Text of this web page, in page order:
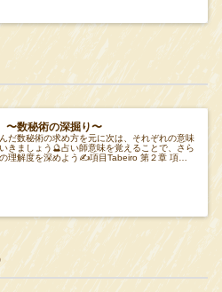
数秘術の深掘り〜
だ数秘術の求め方を元に次は、それぞれの意味
きましょう🔮占い師意味を覚えることで、さら
理解度を深めよう✍️項目Tabeiro 第２章 項目